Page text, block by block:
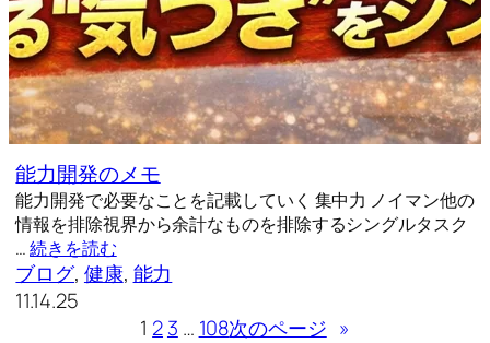
能力開発のメモ
能力開発で必要なことを記載していく 集中力 ノイマン他の
情報を排除視界から余計なものを排除するシングルタスク
…続きを読む
ブログ, 健康, 能力
11.14.25
1 23 … 108次のページ »